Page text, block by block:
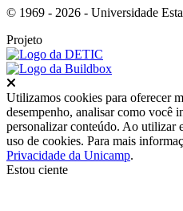
© 1969 - 2026 - Universidade
Projeto
Utilizamos cookies para oferecer
desempenho, analisar como você
personalizar conteúdo. Ao utilizar
uso de cookies. Para mais
Privacidade da Unicamp.
Estou ciente